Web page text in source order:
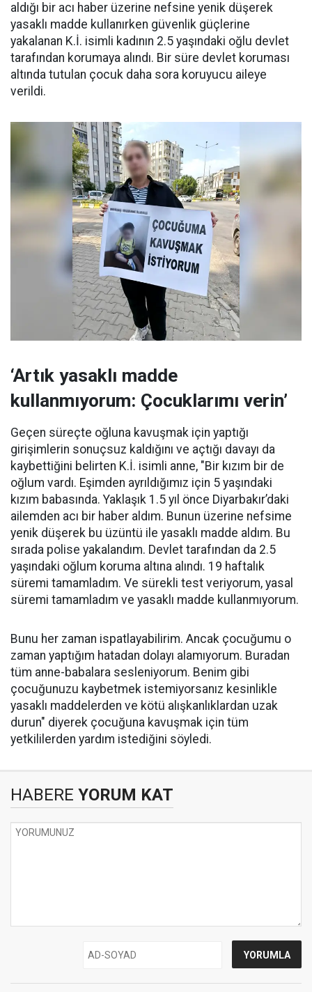
aldığı bir acı haber üzerine nefsine yenik düşerek
yasaklı madde kullanırken güvenlik güçlerine
yakalanan K.İ. isimli kadının 2.5 yaşındaki oğlu devlet
tarafından korumaya alındı. Bir süre devlet koruması
altında tutulan çocuk daha sora koruyucu aileye
verildi.
‘Artık yasaklı madde
kullanmıyorum: Çocuklarımı verin’
Geçen süreçte oğluna kavuşmak için yaptığı
girişimlerin sonuçsuz kaldığını ve açtığı davayı da
kaybettiğini belirten K.İ. isimli anne, "Bir kızım bir de
oğlum vardı. Eşimden ayrıldığımız için 5 yaşındaki
kızım babasında. Yaklaşık 1.5 yıl önce Diyarbakır’daki
ailemden acı bir haber aldım. Bunun üzerine nefsime
yenik düşerek bu üzüntü ile yasaklı madde aldım. Bu
sırada polise yakalandım. Devlet tarafından da 2.5
yaşındaki oğlum koruma altına alındı. 19 haftalık
süremi tamamladım. Ve sürekli test veriyorum, yasal
süremi tamamladım ve yasaklı madde kullanmıyorum.
Bunu her zaman ispatlayabilirim. Ancak çocuğumu o
zaman yaptığım hatadan dolayı alamıyorum. Buradan
tüm anne-babalara sesleniyorum. Benim gibi
çocuğunuzu kaybetmek istemiyorsanız kesinlikle
yasaklı maddelerden ve kötü alışkanlıklardan uzak
durun" diyerek çocuğuna kavuşmak için tüm
yetkililerden yardım istediğini söyledi.
HABERE YORUM KAT